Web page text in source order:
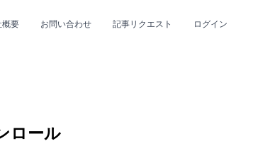
概要 お問い合わせ 記事リクエスト ログイン
ロール